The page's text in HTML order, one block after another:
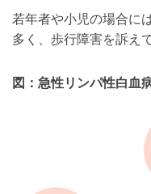
若年者や小児の場合に
多く、歩行障害を訴え
図：急性リンパ性白血